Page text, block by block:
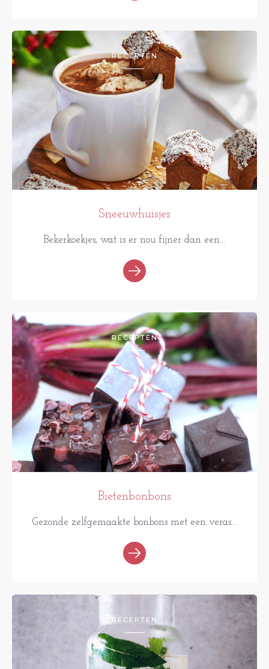
RECEPTEN
Sneeuwhuisjes
Bekerkoekjes, wat is er nou fijner dan een...
RECEPTEN
Bietenbonbons
Gezonde zelfgemaakte bonbons met een veras...
RECEPTEN